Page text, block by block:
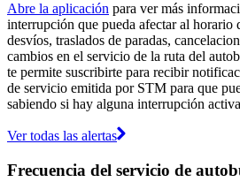
Abre la aplicación para ver más
interrupción que pueda afectar al horario
desvíos, traslados de paradas,
cambios en el servicio de la ruta del
te permite suscribirte para recibir
de servicio emitida por STM para que
sabiendo si hay alguna interrupción
Ver todas las alertas
Frecuencia del servicio de